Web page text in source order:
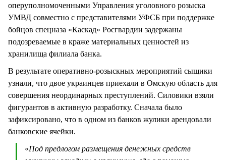
оперуполномоченными Управления уголовного розыска
УМВД совместно с представителями УФСБ при поддержке
бойцов спецназа «Каскад» Росгвардии задержаны
подозреваемые в краже материальных ценностей из
хранилища филиала банка.
В результате оперативно-розыскных мероприятий сыщики
узнали, что двое украинцев приехали в Омскую область для
совершения неординарных преступлений. Силовики взяли
фигурантов в активную разработку. Сначала было
зафиксировано, что в одном из банков жулики арендовали
банковские ячейки.
«Под предлогом размещения денежных средств